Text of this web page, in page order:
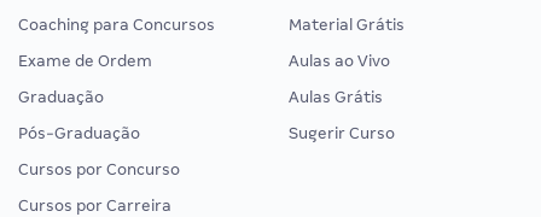
Coaching para Concursos
Exame de Ordem
Graduação
Pós-Graduação
Cursos por Concurso
Cursos por Carreira
Material Grátis
Aulas ao Vivo
Aulas Grátis
Sugerir Curso